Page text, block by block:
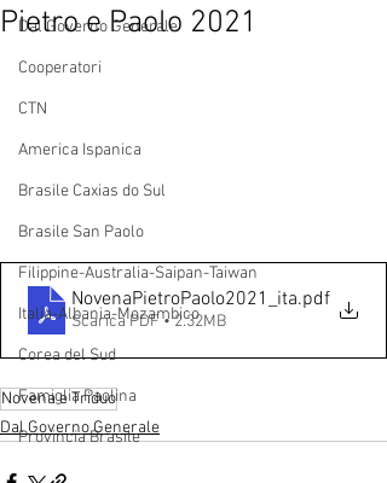
Dal Governo Generale
Cooperatori
CTN
America Ispanica
Brasile Caxias do Sul
Brasile San Paolo
Filippine-Australia-Saipan-Taiwan
Italia-Albania-Mozambico
Corea del Sud
Famiglia Paolina
Provincia Brasile
Pietro e Paolo 2021
NovenaPietroPaolo2021_ita.pdf
Scarica PDF • 2.32MB
Novena e Triduo
Dal Governo Generale